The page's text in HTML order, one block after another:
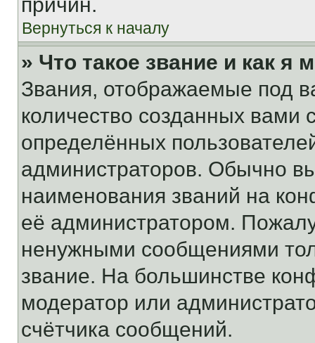
Вернуться к началу
» Что такое звание и как я
Звания, отображаемые под
количество созданных
определённых
администраторов. Обычно
наименования званий на
её администратором.
ненужными сообщениями
звание. На большинстве
модератор или
счётчика сообщений.